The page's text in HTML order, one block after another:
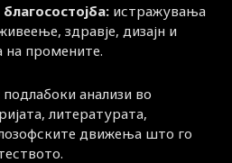
истражувања
здравје, дизајн и
на промените.
подлабоки анализи во
литературата,
движења што го